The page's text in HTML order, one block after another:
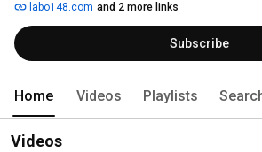
labo148.com and 2 more links
Subscribe
Home Videos Playlists
Videos